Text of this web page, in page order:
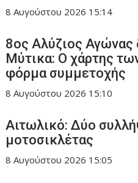
8 Αυγούστου 2026 15:14
8ος Αλύζιος
Μύτικα: Ο χάρτης
φόρμα συμμετοχής
8 Αυγούστου 2026 15:10
Aιτωλικό: Δύο
μοτοσικλέτας
8 Αυγούστου 2026 15:05